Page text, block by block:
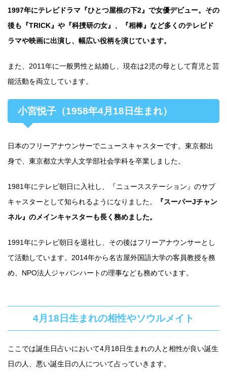
1997年にテレビドラマ『ひとつ屋根の下2』で女優デビュー。その
後も『TRICK』や『科捜研の女』、『相棒』など多くのテレビド
ラマや映画に出演し、幅広い役柄を演じています。
また、2011年に一般男性と結婚し、現在は2児の母として育児と芸
能活動を両立しています。
小宮悦子（1958年4月18日生まれ）
日本のフリーアナウンサーでニュースキャスターです。東京都出
身で、東京都立大学人文学部社会学科を卒業しました。
1981年にテレビ朝日に入社し、『ニュースステーション』のサブ
キャスターとして知られるようになりました。
『スーパーJチャン
ネル』のメインキャスターも長く務めました。
1991年にテレビ朝日を退社し、その後はフリーアナウンサーとし
て活動しています。2014年から名古屋外国語大学の客員教授を務
め、NPO法人ジャパンハートの理事なども務めています。
4月18日生まれの相性やソウルメイト
ここでは誕生日占いにおいて4月18日生まれの人と相性が良い誕生
日の人、悪い誕生日の人について占っていきます。